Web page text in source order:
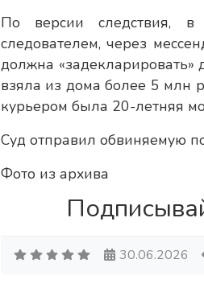
По версии следствия, в
следователем, через
должна «задекларировать»
взяла из дома более 5 млн
курьером была 20-летняя
Суд отправил обвиняемую
Фото из архива
30.06.2026